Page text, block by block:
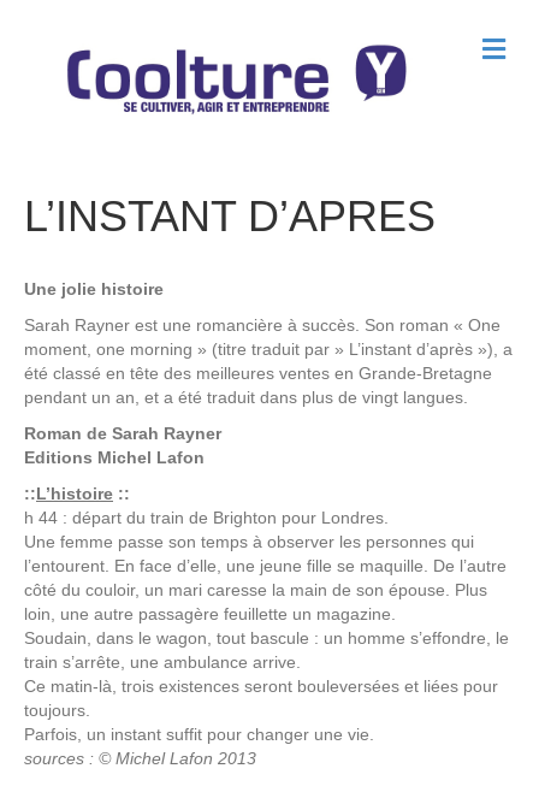
M
e
L’INSTANT D’APRES
Une jolie histoire
Sarah Rayner est une romancière à succès. Son roman « One
moment, one morning » (titre traduit par » L’instant d’après »), a
été classé en tête des meilleures ventes en Grande-Bretagne
pendant un an, et a été traduit dans plus de vingt langues.
Roman de Sarah Rayner
Editions Michel Lafon
::L’histoire ::
h 44 : départ du train de Brighton pour Londres.
Une femme passe son temps à observer les personnes qui
l’entourent. En face d’elle, une jeune fille se maquille. De l’autre
côté du couloir, un mari caresse la main de son épouse. Plus
loin, une autre passagère feuillette un magazine.
Soudain, dans le wagon, tout bascule : un homme s’effondre, le
train s’arrête, une ambulance arrive.
Ce matin-là, trois existences seront bouleversées et liées pour
toujours.
Parfois, un instant suffit pour changer une vie.
sources : © Michel Lafon 2013